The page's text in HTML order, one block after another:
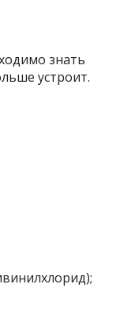
знать
устроит.